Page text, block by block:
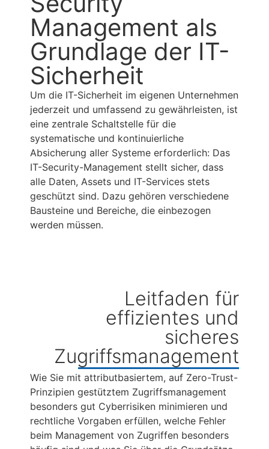
Management als
Grundlage der IT-
Sicherheit
Um die IT-Sicherheit im eigenen Unternehmen
jederzeit und umfassend zu gewährleisten, ist
eine zentrale Schaltstelle für die
systematische und kontinuierliche
Absicherung aller Systeme erforderlich: Das
IT-Security-Management stellt sicher, dass
alle Daten, Assets und IT-Services stets
geschützt sind. Dazu gehören verschiedene
Bausteine und Bereiche, die einbezogen
werden müssen.
Leitfaden für
effizientes und
sicheres
Zugriffsmanagement
Wie Sie mit attributbasiertem, auf Zero-Trust-
Prinzipien gestütztem Zugriffsmanagement
besonders gut Cyberrisiken minimieren und
rechtliche Vorgaben erfüllen, welche Fehler
beim Management von Zugriffen besonders